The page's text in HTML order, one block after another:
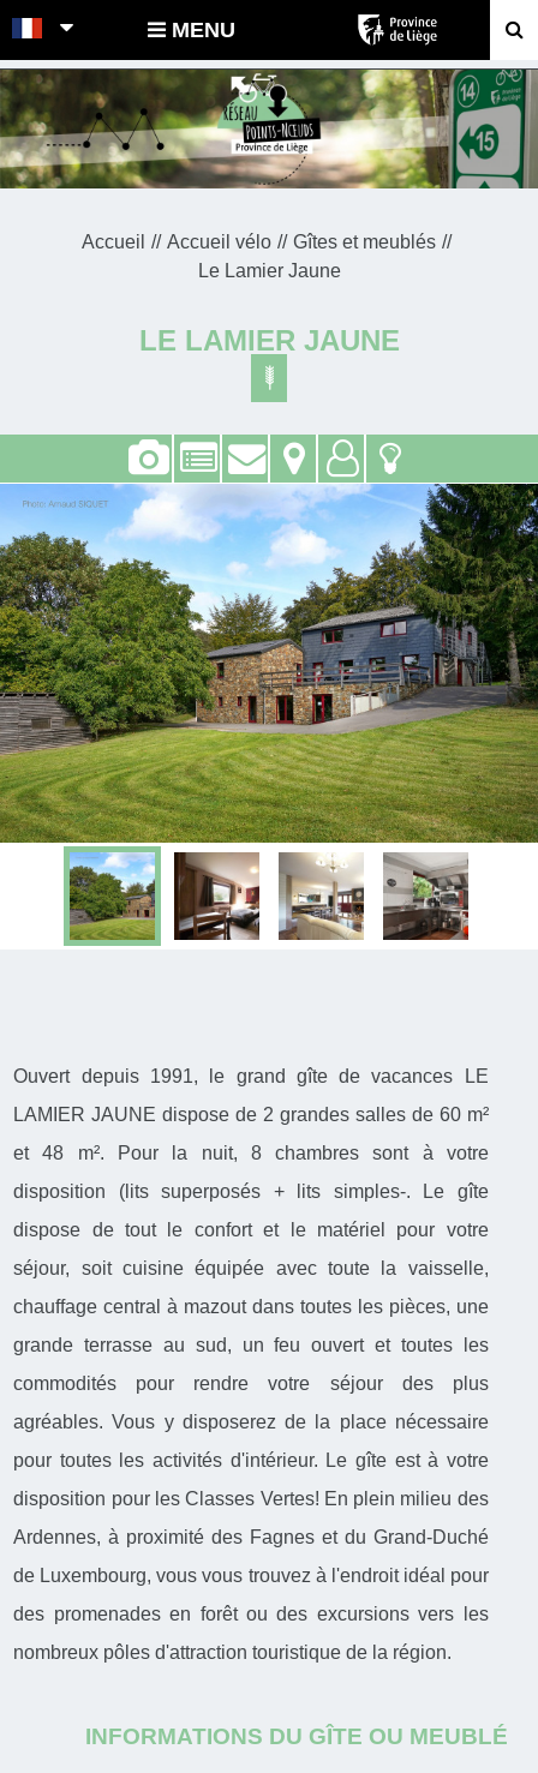
POINTS-NOEUDS MENU
Accueil Accueil vélo
Gîtes et meublés
Le Lamier Jaune
LE LAMIER JAUNE
Ouvert depuis 1991, le grand gîte de vacances LE
LAMIER JAUNE dispose de 2 grandes salles de 60 m²
et 48 m². Pour la nuit, 8 chambres sont à votre
disposition (lits superposés + lits simples-. Le gîte
dispose de tout le confort et le matériel pour votre
séjour, soit cuisine équipée avec toute la vaisselle,
chauffage central à mazout dans toutes les pièces, une
grande terrasse au sud, un feu ouvert et toutes les
commodités pour rendre votre séjour des plus
agréables. Vous y disposerez de la place nécessaire
pour toutes les activités d'intérieur. Le gîte est à votre
disposition pour les Classes Vertes! En plein milieu des
Ardennes, à proximité des Fagnes et du Grand-Duché
de Luxembourg, vous vous trouvez à l'endroit idéal pour
des promenades en forêt ou des excursions vers les
nombreux pôles d'attraction touristique de la région.
INFORMATIONS DU GÎTE OU MEUBLÉ